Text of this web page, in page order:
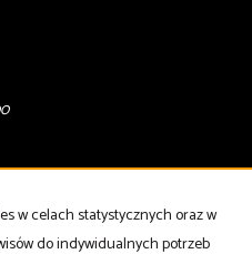
w celach statystycznych oraz w
do indywidualnych potrzeb